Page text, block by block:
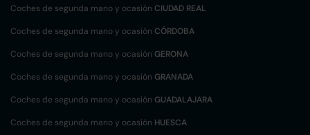
Coches de segunda mano y ocasión CIUDAD REAL
Coches de segunda mano y ocasión CÓRDOBA
Coches de segunda mano y ocasión GERONA
Coches de segunda mano y ocasión GRANADA
Coches de segunda mano y ocasión GUADALAJARA
Coches de segunda mano y ocasión HUESCA